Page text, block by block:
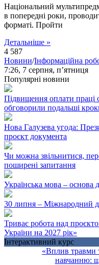
Національний
в попередні роки,
форматі. Пройти
Детальніше »
4 587
Новини/Інформаційна
7:26, 7 серпня, п’ятниця
Популярні новини
Підвищення оплати
обговорили подальші
Нова Галузева угода:
проєкт документа
Чи можна звільнитися,
поширені запитання
Українська мова – основа
30 липня – Міжнародний
Триває робота над
України на 2027 рік»
Інтерактивний курс
«Вплив травми
навчанню: